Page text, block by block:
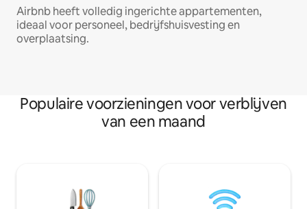
Airbnb heeft volledig ingerichte appartementen,
ideaal voor personeel, bedrijfshuisvesting en
overplaatsing.
Populaire voorzieningen voor verblijven
van een maand